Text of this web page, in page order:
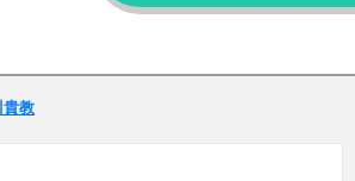
貴教